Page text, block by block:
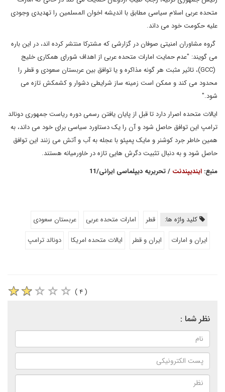
متحده عربی اسلام سیاسی مطابق با اندیشه اخوان المسلمین را تهدیدی وجودی
علیه حکومت خود می داند.
گروه مشاوران امنیتی صوفان در گزارشی که مشترکا منتشر کرده اند، در این باره
می گویند: "عدم حمایت امارات متحده عربی از اهداف شورای همکاری خلیج
(GCC)، تاثیر مثبت هر گونه مذاکره و یا توافق بین عربستان سعودی و قطر را
محدود می کند و ممکن است زمینه ساز شرایطی دشوار و کشمکش تازه می
شود."
ایالات متحده اصرار دارد تا قبل از پایان یافتن رسمی دوره ریاست جمهوری دونالد
ترامپ این توافق حاصل شود و آن را یک دستاورد سیاسی برای خود می داند، به
همین خاطر جرد کوشنر و مایک پمپئو با عجله به آب و آتش می زنند این توافق
حاصل شود و به دنبال تثبیت دگرش هایی تازه در خاورمیانه هستند.
منبع: ایندیپندنت / تحریریه دیپلماسی ایرانی/11
کلید واژه ها: قطر امارات متحده عربی
عربستان سعودی
ایران و امارات
ایران و قطر ایالات متحده امریکا دونالد ترامپ
( ۴ )
نظر شما :